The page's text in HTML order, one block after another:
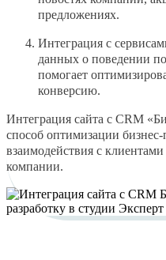
предложениях.
Интеграция с
данных о поведении
помогает
конверсию.
Интеграция сайта с CRM
способ оптимизации
взаимодействия с
компании.